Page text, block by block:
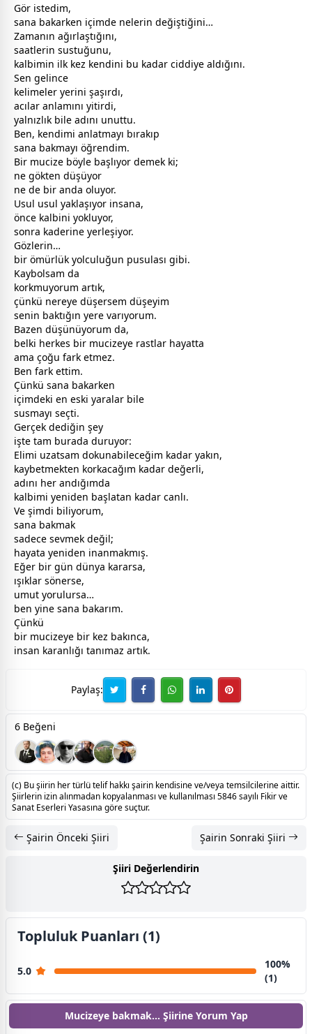
Gör istedim,
sana bakarken içimde nelerin değiştiğini…
Zamanın ağırlaştığını,
saatlerin sustuğunu,
kalbimin ilk kez kendini bu kadar ciddiye aldığını.
Sen gelince
kelimeler yerini şaşırdı,
acılar anlamını yitirdi,
yalnızlık bile adını unuttu.
Ben, kendimi anlatmayı bırakıp
sana bakmayı öğrendim.
Bir mucize böyle başlıyor demek ki;
ne gökten düşüyor
ne de bir anda oluyor.
Usul usul yaklaşıyor insana,
önce kalbini yokluyor,
sonra kaderine yerleşiyor.
Gözlerin…
bir ömürlük yolculuğun pusulası gibi.
Kaybolsam da
korkmuyorum artık,
çünkü nereye düşersem düşeyim
senin baktığın yere varıyorum.
Bazen düşünüyorum da,
belki herkes bir mucizeye rastlar hayatta
ama çoğu fark etmez.
Ben fark ettim.
Çünkü sana bakarken
içimdeki en eski yaralar bile
susmayı seçti.
Gerçek dediğin şey
işte tam burada duruyor:
Elimi uzatsam dokunabileceğim kadar yakın,
kaybetmekten korkacağım kadar değerli,
adını her andığımda
kalbimi yeniden başlatan kadar canlı.
Ve şimdi biliyorum,
sana bakmak
sadece sevmek değil;
hayata yeniden inanmakmış.
Eğer bir gün dünya kararsa,
ışıklar sönerse,
umut yorulursa…
ben yine sana bakarım.
Çünkü
bir mucizeye bir kez bakınca,
insan karanlığı tanımaz artık.
Paylaş:
6 Beğeni
(c) Bu şiirin her türlü telif hakkı şairin kendisine ve/veya temsilcilerine aittir.
Şiirlerin izin alınmadan kopyalanması ve kullanılması 5846 sayılı Fikir ve
Sanat Eserleri Yasasına göre suçtur.
Şairin Önceki Şiiri Şairin Sonraki Şiiri
Şiiri Değerlendirin
Topluluk Puanları (1)
5.0
100%
(1)
Mucizeye bakmak... Şiirine Yorum Yap